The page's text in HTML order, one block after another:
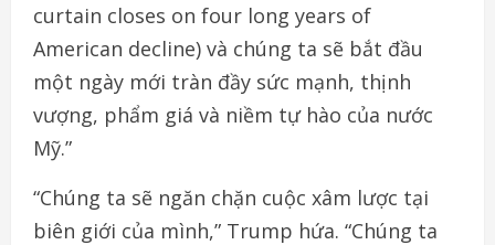
curtain closes on four long years of
American decline) và chúng ta sẽ bắt đầu
một ngày mới tràn đầy sức mạnh, thịnh
vượng, phẩm giá và niềm tự hào của nước
Mỹ.”
“Chúng ta sẽ ngăn chặn cuộc xâm lược tại
biên giới của mình,” Trump hứa. “Chúng ta